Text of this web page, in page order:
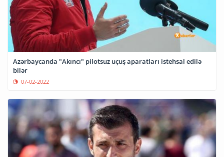
Azərbaycanda "Akıncı" pilotsuz uçuş aparatları istehsal edilə
bilər
07-02-2022